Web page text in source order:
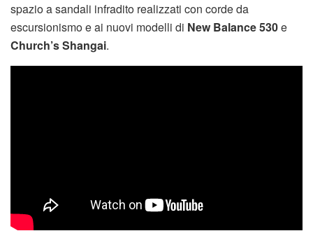
spazio a sandali infradito realizzati con corde da
escursionismo e ai nuovi modelli di New Balance 530e
Church’s Shangai.